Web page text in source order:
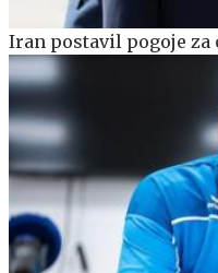
Iran postavil pogoje